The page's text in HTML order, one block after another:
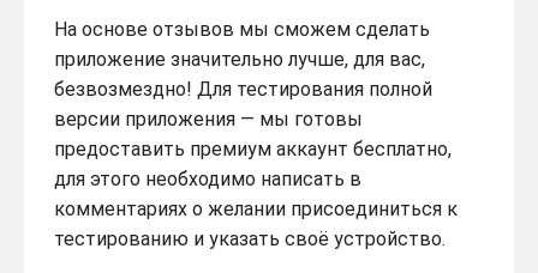
На основе отзывов мы сможем сделать
приложение значительно лучше, для вас,
безвозмездно! Для тестирования полной
версии приложения — мы готовы
предоставить премиум аккаунт бесплатно,
для этого необходимо написать в
комментариях о желании присоединиться к
тестированию и указать своё устройство.